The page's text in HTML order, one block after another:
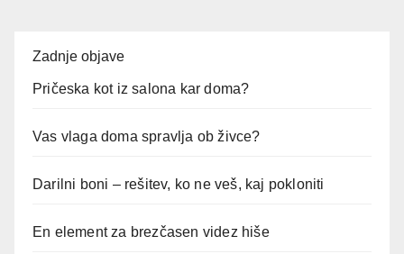
Zadnje objave
Pričeska kot iz salona kar doma?
Vas vlaga doma spravlja ob živce?
Darilni boni – rešitev, ko ne veš, kaj pokloniti
En element za brezčasen videz hiše